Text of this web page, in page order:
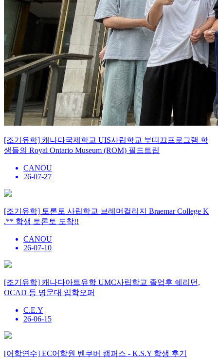
[조기유학] 캐나다국제학교 UIS사립학교 부띠끄프로그램 학
생들의 Royal Ontario Museum (ROM) 필드트립
CANOU
26-07-27
[조기유학] 토론토 사립학교 브레머컬리지 Braemar College K
.** 학생 토론토 도착!!
CANOU
26-07-10
[조기유학] 캐나다아트유학 UMC사립학교 졸업후 쉐리던,
OCAD 등 명문대 입학오퍼
C.E.Y
26-06-15
[어학연수] EC어학원 벤쿠버 캠퍼스 - K.S.Y 학생 후기